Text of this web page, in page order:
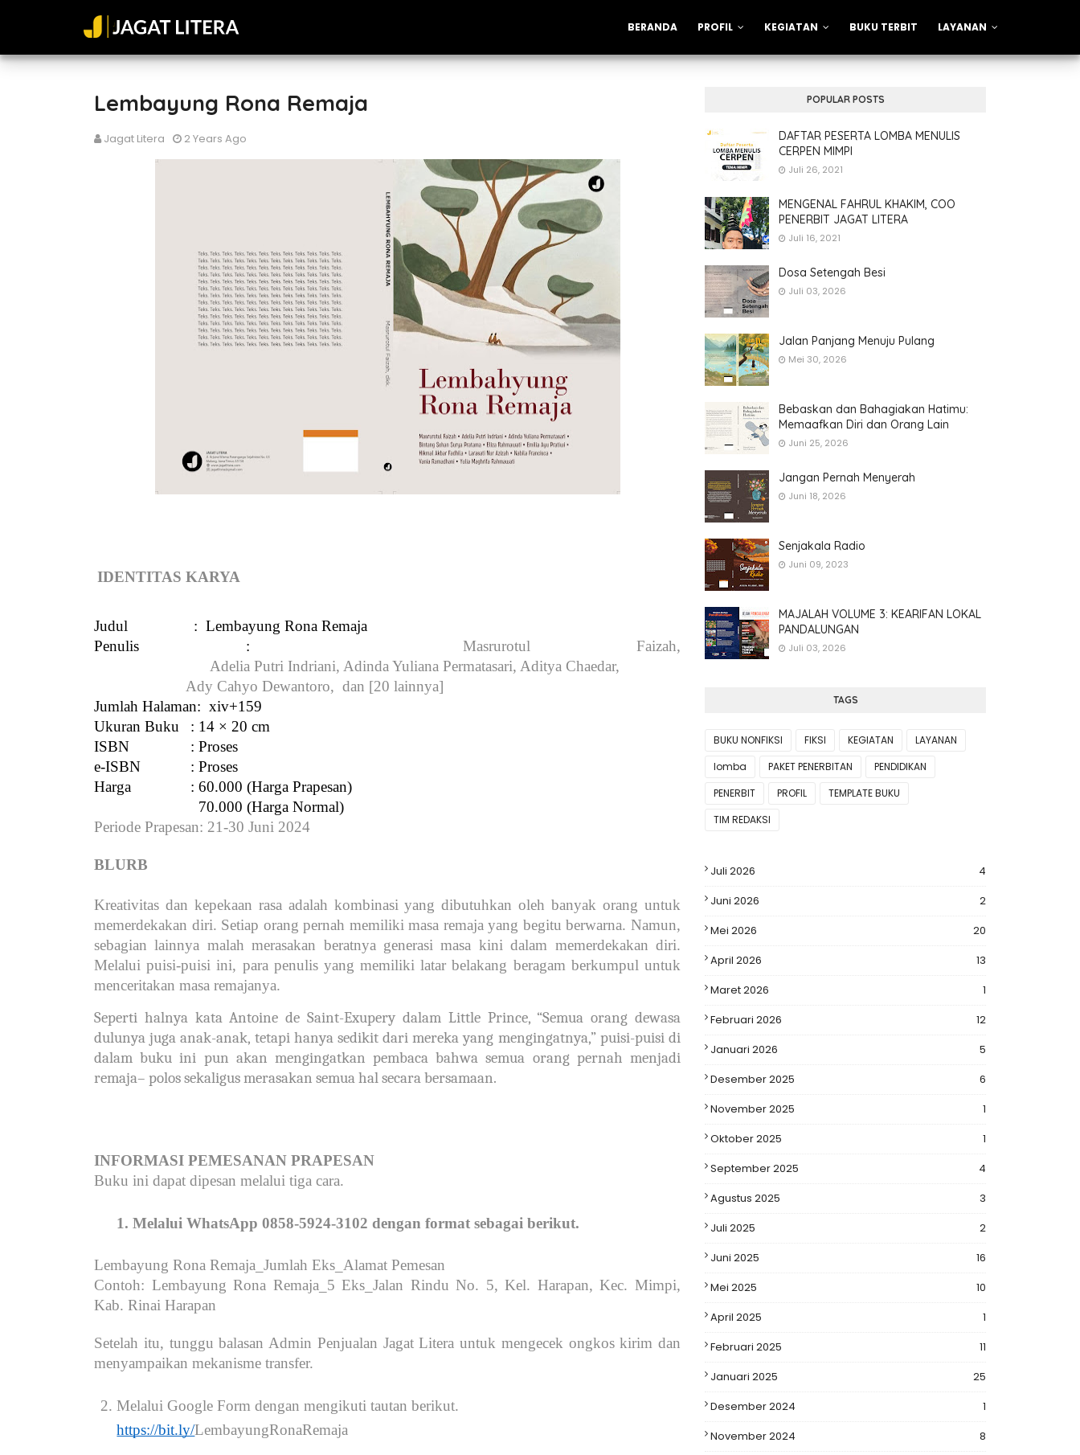
BERANDA PROFIL KEGIATAN BUKU TERBIT LAYANAN
Lembayung Rona Remaja
Jagat Litera 2 Years Ago
IDENTITAS KARYA
Judul
:  Lembayung Rona Remaja
Penulis : Masrurotul Faizah,
Adelia Putri Indriani, Adinda Yuliana Permatasari, Aditya Chaedar,
                       Ady Cahyo Dewantoro,  dan [20 lainnya]
Jumlah Halaman:  xiv+159
Ukuran Buku
: 14 × 20 cm
ISBN
: Proses
e-ISBN
: Proses
Harga
: 60.000 (Harga Prapesan)
70.000 (Harga Normal)
Periode Prapesan: 21-30 Juni 2024
BLURB
Kreativitas dan kepekaan rasa adalah kombinasi yang dibutuhkan oleh banyak orang untuk
memerdekakan diri. Setiap orang pernah memiliki masa remaja yang begitu berwarna. Namun,
sebagian lainnya malah merasakan beratnya generasi masa kini dalam memerdekakan diri.
Melalui puisi-puisi ini, para penulis yang memiliki latar belakang beragam berkumpul untuk
menceritakan masa remajanya.
Seperti halnya kata Antoine de Saint-Exupery dalam Little Prince, “Semua orang dewasa
dulunya juga anak-anak, tetapi hanya sedikit dari mereka yang mengingatnya,” puisi-puisi di
dalam buku ini pun akan mengingatkan pembaca bahwa semua orang pernah menjadi
remaja– polos sekaligus merasakan semua hal secara bersamaan.
INFORMASI PEMESANAN PRAPESAN
Buku ini dapat dipesan melalui tiga cara.
Melalui WhatsApp 0858-5924-3102 dengan format sebagai berikut.
Lembayung Rona Remaja_Jumlah Eks_Alamat Pemesan
Contoh: Lembayung Rona Remaja_5 Eks_Jalan Rindu No. 5, Kel. Harapan, Kec. Mimpi,
Kab. Rinai Harapan
Setelah itu, tunggu balasan Admin Penjualan Jagat Litera untuk mengecek ongkos kirim dan
menyampaikan mekanisme transfer.
Melalui Google Form dengan mengikuti tautan berikut.
https://bit.ly/LembayungRonaRemaja
POPULAR POSTS
DAFTAR PESERTA LOMBA MENULIS
CERPEN MIMPI
Juli 26, 2021
MENGENAL FAHRUL KHAKIM, COO
PENERBIT JAGAT LITERA
Juli 16, 2021
Dosa Setengah Besi
Juli 03, 2026
Jalan Panjang Menuju Pulang
Mei 30, 2026
Bebaskan dan Bahagiakan Hatimu:
Memaafkan Diri dan Orang Lain
Juni 25, 2026
Jangan Pernah Menyerah
Juni 18, 2026
Senjakala Radio
Juni 09, 2023
MAJALAH VOLUME 3: KEARIFAN LOKAL
PANDALUNGAN
Juli 03, 2026
TAGS
BUKU NONFIKSI FIKSI KEGIATAN
LAYANAN
lomba
PAKET PENERBITAN
PENDIDIKAN
PENERBIT
PROFIL
TEMPLATE BUKU
TIM REDAKSI
Juli 2026
4
Juni 2026
2
Mei 2026
20
April 2026
13
Maret 2026
1
Februari 2026
12
Januari 2026
5
Desember 2025
6
November 2025
1
Oktober 2025
1
September 2025
4
Agustus 2025
3
Juli 2025
2
Juni 2025
16
Mei 2025
10
April 2025
1
Februari 2025
11
Januari 2025
25
Desember 2024
1
November 2024
8